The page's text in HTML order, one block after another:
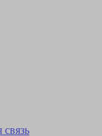
связь